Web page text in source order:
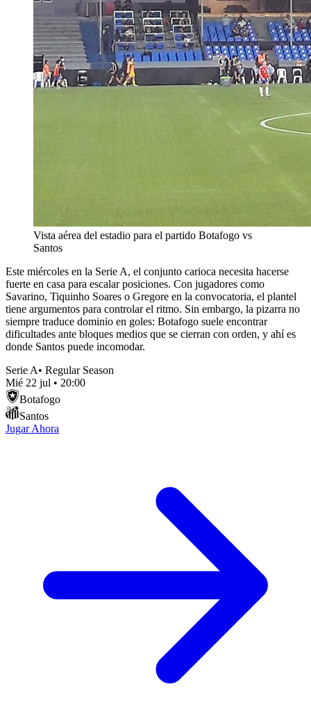
Vista aérea del estadio para el partido Botafogo vs
Santos
Este miércoles en la Serie A, el conjunto carioca necesita hacerse
fuerte en casa para escalar posiciones. Con jugadores como
Savarino, Tiquinho Soares o Gregore en la convocatoria, el plantel
tiene argumentos para controlar el ritmo. Sin embargo, la pizarra no
siempre traduce dominio en goles: Botafogo suele encontrar
dificultades ante bloques medios que se cierran con orden, y ahí es
donde Santos puede incomodar.
Serie A• Regular Season
Mié 22 jul • 20:00
Botafogo
Santos
Jugar Ahora